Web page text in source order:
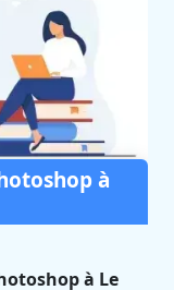
à Le
CPF
à
à Le